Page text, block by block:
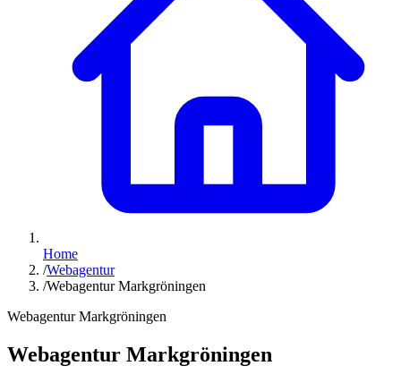
Home
/Webagentur
/Webagentur Markgröningen
Webagentur Markgröningen
Webagentur Markgröningen